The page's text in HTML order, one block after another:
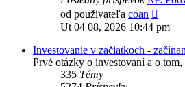
od používateľa coan
Ut 04 08, 2026 10:44 pm
Investovanie v začiatkoch -
Prvé otázky o investovaní a o
335 Témy